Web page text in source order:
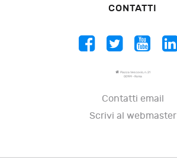
CONTATTI
Piazza Vescovio, n. 21
00199 - Roma
Contatti email
Scrivi al webmaster